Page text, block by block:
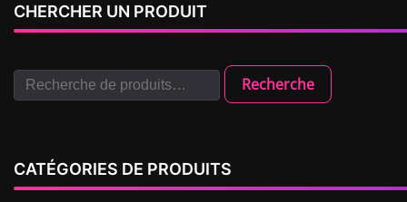
CHERCHER UN PRODUIT
Recherche
CATÉGORIES DE PRODUITS